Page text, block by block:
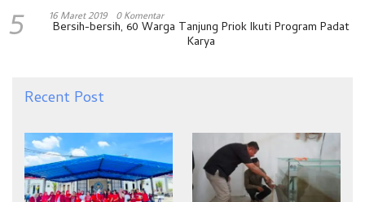
5 16 Maret 2019 0 Komentar
Bersih-bersih, 60 Warga Tanjung Priok Ikuti Program Padat
Karya
Recent Post